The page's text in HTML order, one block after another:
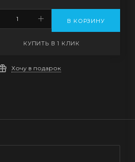
В КОРЗИНУ
КУПИТЬ В 1 КЛИК
Хочу в подарок